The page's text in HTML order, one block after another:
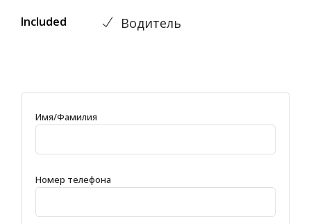
Included Водитель
Имя/Фамилия
Номер телефона